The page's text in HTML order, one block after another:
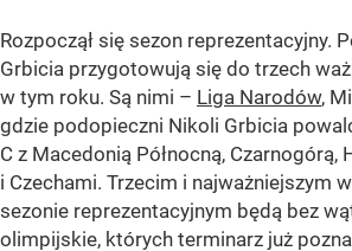
Rozpoczął się sezon reprezentacyjny.
Grbicia przygotowują się do trzech
w tym roku. Są nimi – Liga Narodów,
gdzie podopieczni Nikoli Grbicia
C z Macedonią Północną, Czarnogórą,
i Czechami. Trzecim i najważniejszym
sezonie reprezentacyjnym będą bez
olimpijskie, których terminarz już